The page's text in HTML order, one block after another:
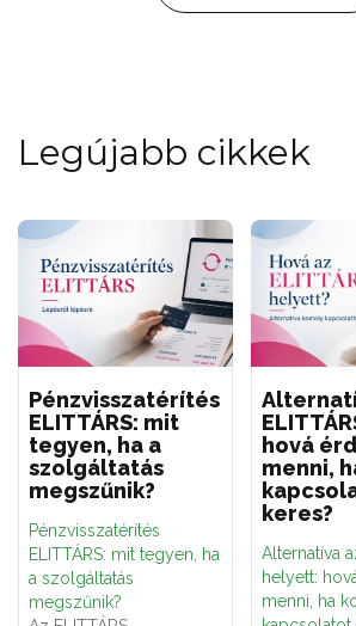
Legújabb cikkek
Pénzvisszatérítés
ELITTÁRS: mit
tegyen, ha a
szolgáltatás
megszűnik?
Pénzvisszatérítés
ELITTÁRS: mit tegyen, ha
a szolgáltatás
megszűnik?
hová
menni,
keres?
Alternatíva
helyett:
menni, ha